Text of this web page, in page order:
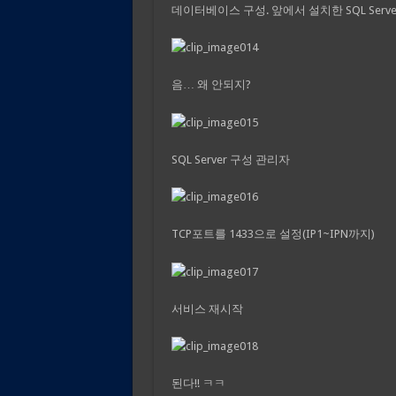
데이터베이스 구성. 앞에서 설치한 SQL
음… 왜 안되지?
SQL Server 구성 관리자
TCP포트를 1433으로 설정(IP1~IPN까지)
서비스 재시작
된다!! ㅋㅋ